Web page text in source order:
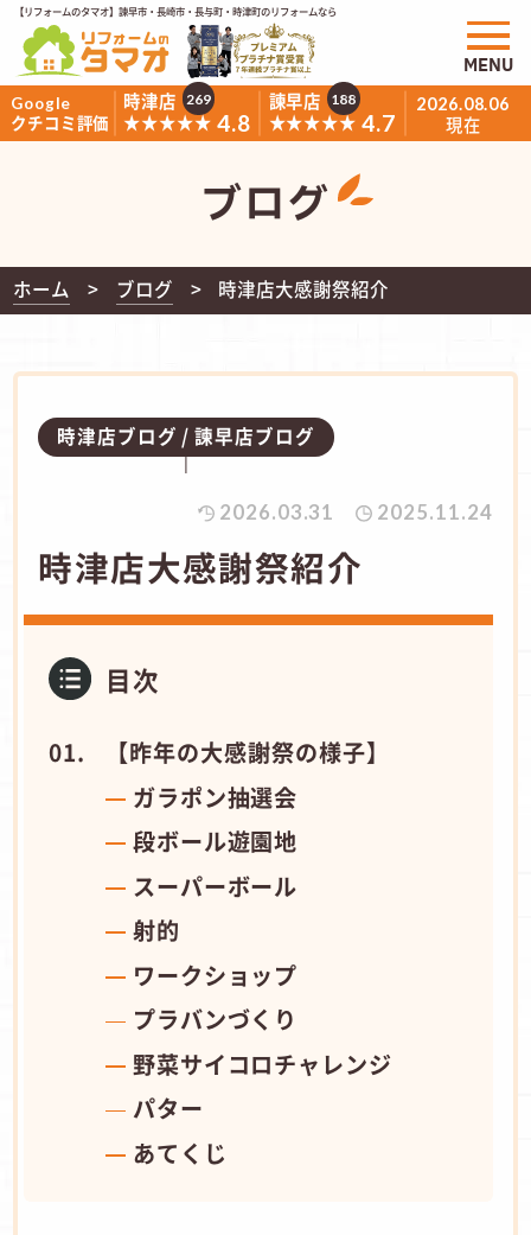
【リフォームのタマオ】諫早市・長崎市・長与町・時津町のリフォームなら
Google
クチコミ評価
時津店
★★★★★ 4.8
269
諫早店
★★★★★ 4.7
188 2026.08.06
現在
MENU
ブログ
ホーム ブログ 時津店大感謝祭紹介
時津店ブログ 諫早店ブログ
2026.03.31 2025.11.24
時津店大感謝祭紹介
目次
【昨年の大感謝祭の様子】
ガラポン抽選会
段ボール遊園地
スーパーボール
射的
ワークショップ
プラバンづくり
野菜サイコロチャレンジ
パター
あてくじ